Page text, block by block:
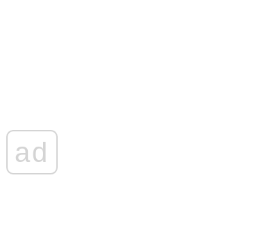
ad